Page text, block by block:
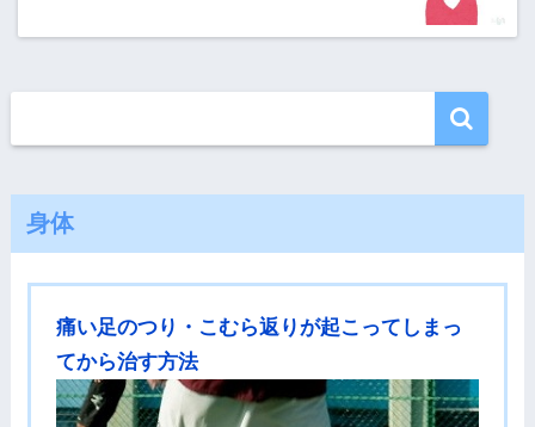
身体
痛い足のつり・こむら返りが起こってしまっ
てから治す方法